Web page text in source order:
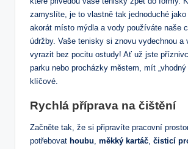
zamyslíte, je to vlastně tak jednoduché
akorát místo mýdla a vody používáte naše
údržby. Vaše tenisky si znovu vydechnou a
vyrazit bez pocitu ostudy! Ať už jste
parku nebo procházky městem, mít „vhodný
klíčové.
Rychlá příprava na čištění
Začněte tak, že si připravíte pracovní
potřebovat houbu, měkký kartáč, čisticí